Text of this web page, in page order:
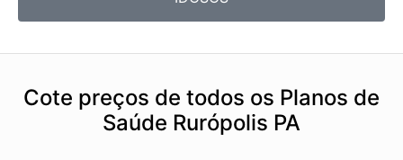
Cote preços de todos os Planos de
Saúde Rurópolis PA